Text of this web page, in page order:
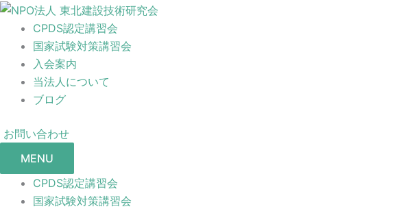
CPDS認定講習会
国家試験対策講習会
入会案内
当法人について
ブログ
お問い合わせ
MENU
CPDS認定講習会
国家試験対策講習会